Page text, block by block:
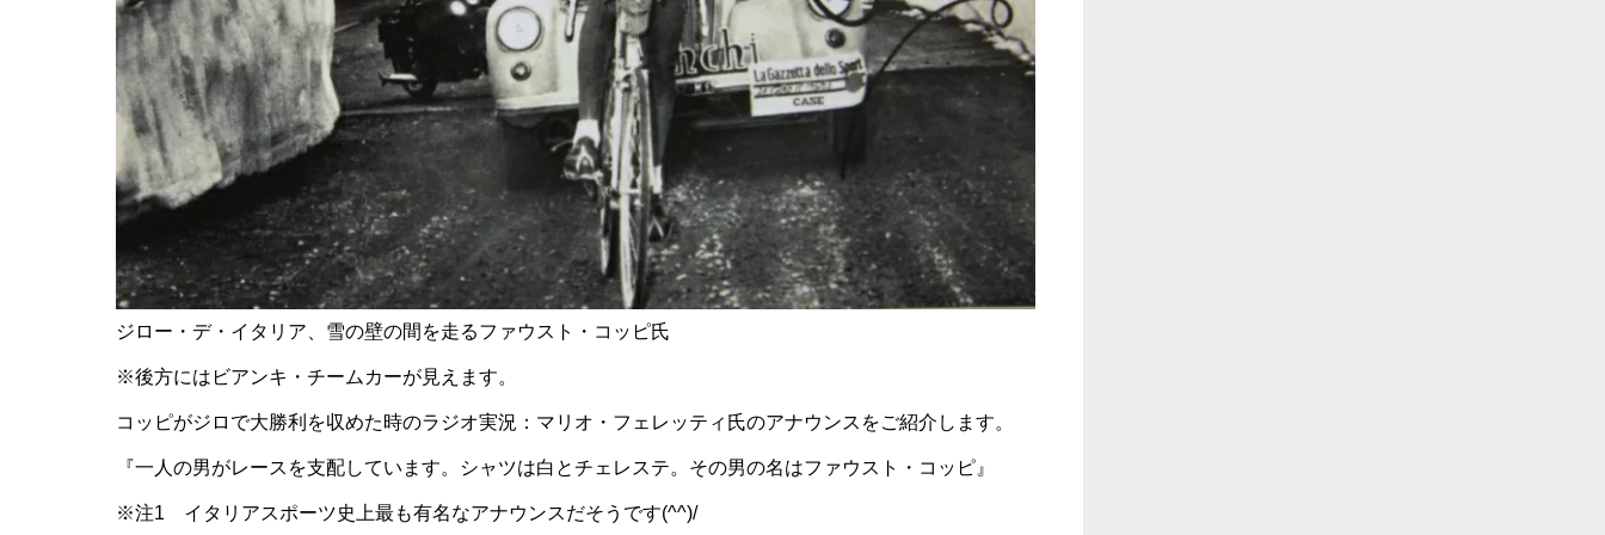
ジロー・デ・イタリア、雪の壁の間を走るファウスト・コッピ氏
※後方にはビアンキ・チームカーが見えます。
コッピがジロで大勝利を収めた時のラジオ実況：マリオ・フェレッティ氏のアナウンスをご紹介します。
『一人の男がレースを支配しています。シャツは白とチェレステ。その男の名はファウスト・コッピ』
※注1 イタリアスポーツ史上最も有名なアナウンスだそうです(^^)/